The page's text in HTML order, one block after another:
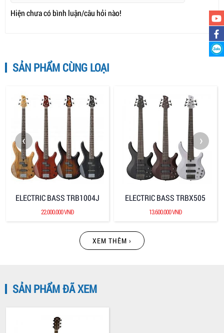
Hiện chưa có bình luận/câu hỏi nào!
SẢN PHẨM CÙNG LOẠI
ELECTRIC BASS TRB1004J
22.000.000 VNĐ
ELECTRIC BASS TRBX505
13.600.000 VNĐ
‹ ›
XEM THÊM ›
SẢN PHẨM ĐÃ XEM